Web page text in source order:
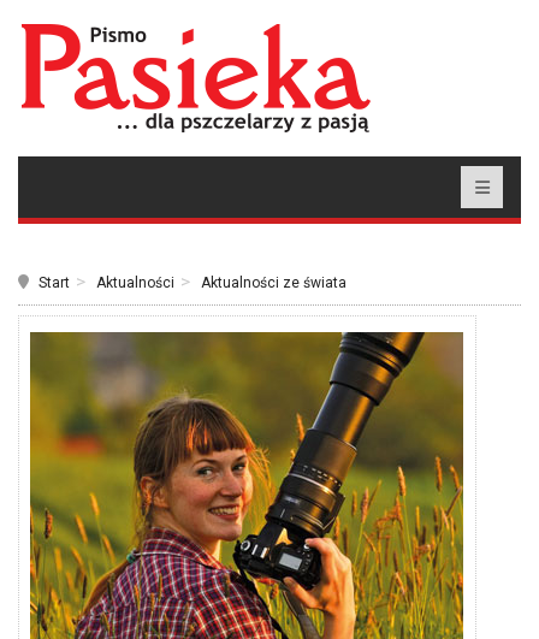
Start Aktualności Aktualności ze świata